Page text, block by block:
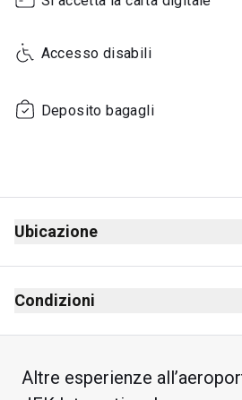
Accesso disabili
Deposito bagagli
Ubicazione
Partenze
Dopo i controlli di sicurezza
Condizioni
È vietato fumare (anche
Nessun codice di abbigliamento
L’accesso è consentito nelle 3
Altre esperienze